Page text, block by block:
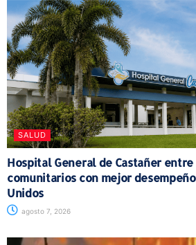
SALUD
Hospital General de Castañer
comunitarios con mejor
Unidos
agosto 7, 2026